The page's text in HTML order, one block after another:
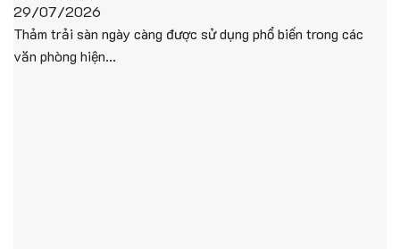
29/07/2026
Thảm trải sàn ngày càng được sử dụng phổ biến trong các
văn phòng hiện...